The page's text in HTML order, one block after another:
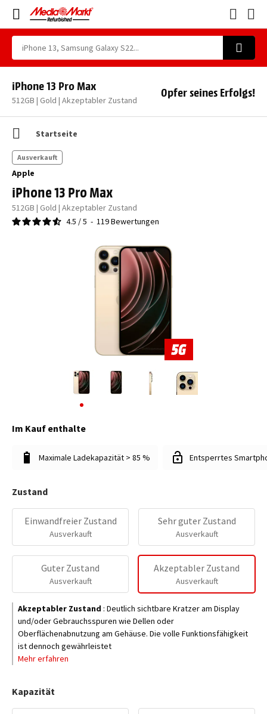
iPhone 13 Pro Max
512GB | Gold | Akzeptabler Zustand
Opfer seines Erfolgs!
Startseite
Apple
iPhone 13 Pro Max
512GB | Gold | Akzeptabler Zustand
4.5 /5 - 119Bewertungen
Ausverkauft
Im Kauf enthalte
Maximale Ladekapazität > 85 % Entsperrtes
Zustand
Einwandfreier Zustand
Ausverkauft
Sehr guter Zustand
Ausverkauft
Guter Zustand
Ausverkauft
Akzeptabler Zustand
Ausverkauft
Akzeptabler Zustand : Deutlich sichtbare Kratzer am Display
und/oder Gebrauchsspuren wie Dellen oder
Oberflächenabnutzung am Gehäuse. Die volle Funktionsfähigkeit
ist dennoch gewährleistet
Mehr erfahren
Kapazität